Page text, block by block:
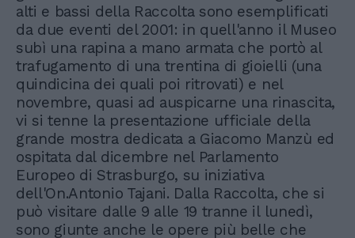
alti e bassi della Raccolta sono esemplificati
da due eventi del 2001: in quell'anno il Museo
subì una rapina a mano armata che portò al
trafugamento di una trentina di gioielli (una
quindicina dei quali poi ritrovati) e nel
novembre, quasi ad auspicarne una rinascita,
vi si tenne la presentazione ufficiale della
grande mostra dedicata a Giacomo Manzù ed
ospitata dal dicembre nel Parlamento
Europeo di Strasburgo, su iniziativa
dell'On.Antonio Tajani. Dalla Raccolta, che si
può visitare dalle 9 alle 19 tranne il lunedì,
sono giunte anche le opere più belle che